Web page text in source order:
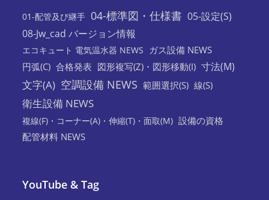
01-配管及び継手 04-標準図・仕様書 05-設定(S)
08-Jw_cad バージョン情報
エコキュート 電気温水器 NEWS
ガス設備 NEWS
円弧(C) 合格発表 図形複写(Z)・図形移動(I) 寸法(M)
文字(A) 空調設備 NEWS 範囲選択(S) 線(S)
衛生設備 NEWS
複線(F)・コーナー(A)・伸縮(T)・面取(M) 設備の資格
配管材料 NEWS
YouTube & Tag